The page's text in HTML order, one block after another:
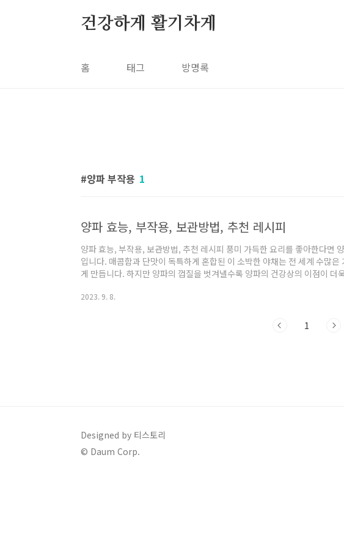
건강하게 활기차게
홈 태그 방명록
양파 부작용 1
양파 효능, 부작용, 보관방법, 추천 레시피
양파 효능, 부작용, 보관방법, 추천 레시피 풍미 가득한 요리를 좋아한다면
입니다. 매콤함과 단맛이 독특하게 혼합된 이 소박한 야채는 전 세계 수많은
게 만듭니다. 하지만 양파의 껍질을 벗겨낼수록 양파의 건강상의 이점이 더
아 보겠습니다. 혈액 순환 개선부터 숙취 해소, 숙면 개선, 면역력 강화, 미용
효능 1. 혈액순환 개선 심혈관 건강을 위한 퀘르세틴 양파의 바깥층에는 '케
2023. 9. 8.
1
Designed by 티스토리
© Daum Corp.